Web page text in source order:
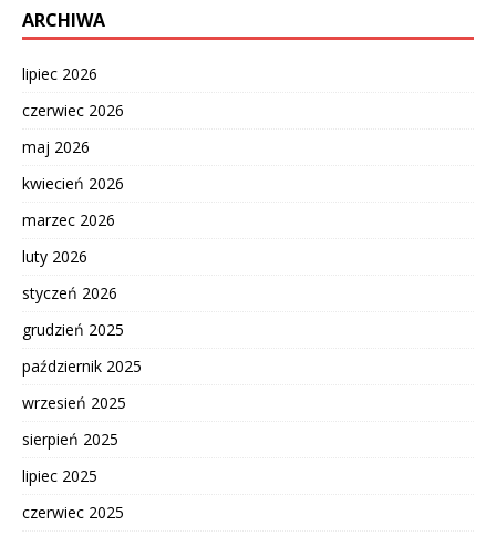
ARCHIWA
lipiec 2026
czerwiec 2026
maj 2026
kwiecień 2026
marzec 2026
luty 2026
styczeń 2026
grudzień 2025
październik 2025
wrzesień 2025
sierpień 2025
lipiec 2025
czerwiec 2025